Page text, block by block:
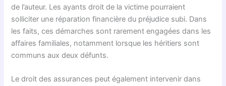
de l’auteur. Les ayants droit de la victime pourraient
solliciter une réparation financière du préjudice subi. Dans
les faits, ces démarches sont rarement engagées dans les
affaires familiales, notamment lorsque les héritiers sont
communs aux deux défunts.
Le droit des assurances peut également intervenir dans